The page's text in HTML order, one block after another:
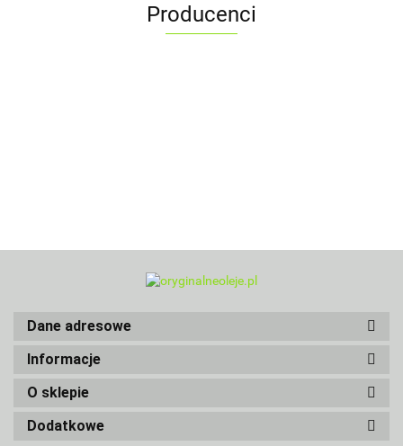
Producenci
Dane adresowe
Informacje
O sklepie
Dodatkowe